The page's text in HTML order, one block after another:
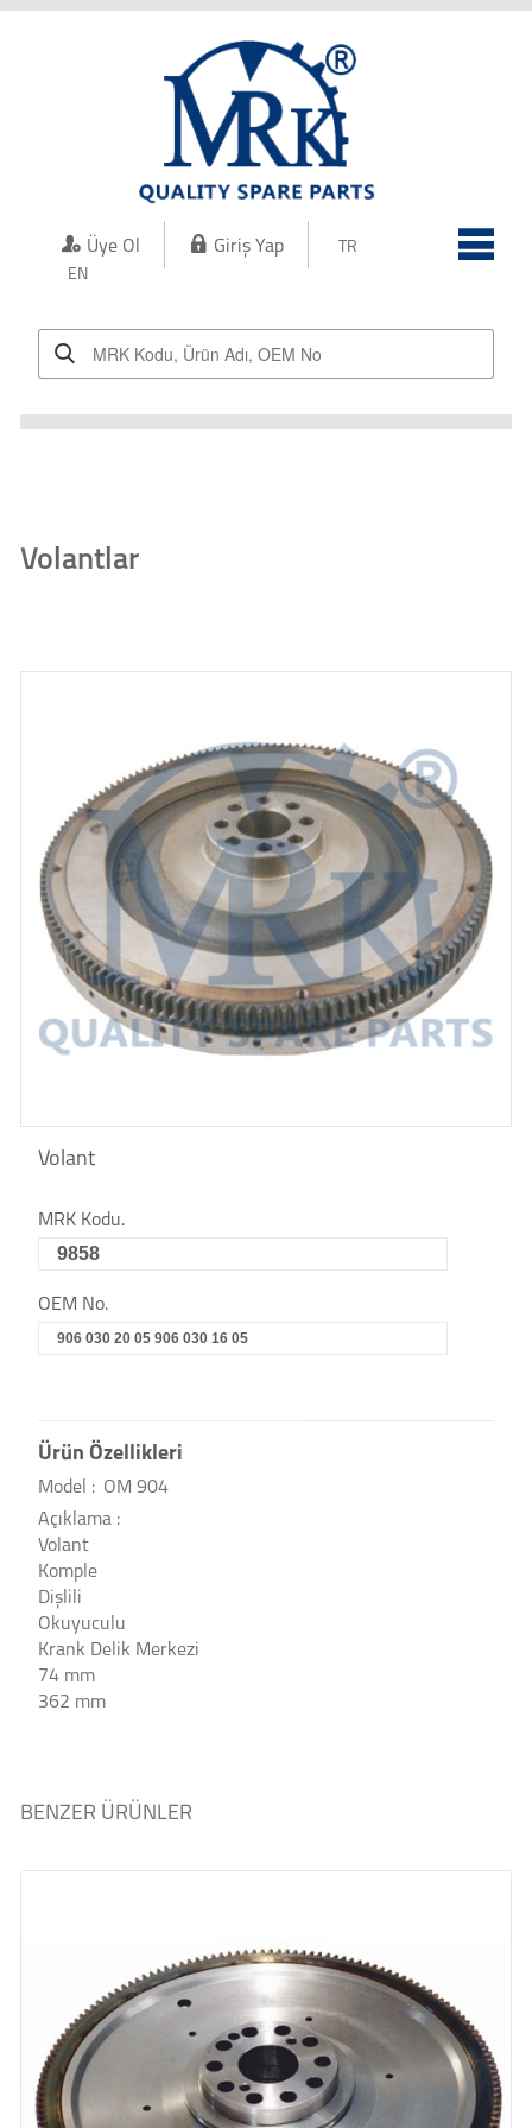
Üye Ol Giriş Yap
TR
EN
Kurumsal
Kalite
Üretim
Volantlar
Volant
MRK Kodu.
9858
OEM No.
906 030 20 05 906 030 16 05
Ürün Özellikleri
Model : OM 904
Açıklama :
Volant
Komple
Dişlili
Okuyuculu
Krank Delik Merkezi
74 mm
362 mm
BENZER ÜRÜNLER